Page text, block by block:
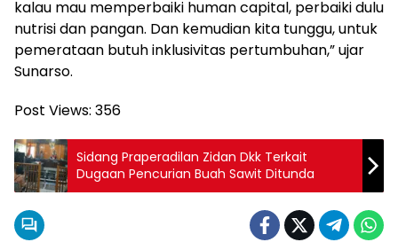
kalau mau memperbaiki human capital, perbaiki dulu
nutrisi dan pangan. Dan kemudian kita tunggu, untuk
pemerataan butuh inklusivitas pertumbuhan,” ujar
Sunarso.
Post Views: 356
Sidang Praperadilan Zidan Dkk Terkait
Dugaan Pencurian Buah Sawit Ditunda